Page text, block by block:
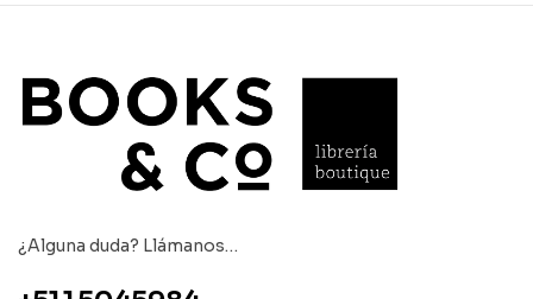
¿Alguna duda? Llámanos…